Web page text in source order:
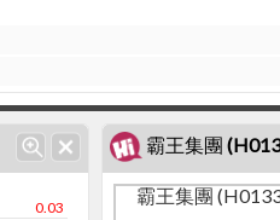
0.03
霸王集團
霸王集團